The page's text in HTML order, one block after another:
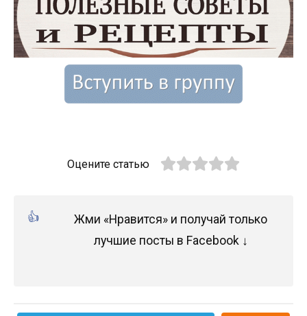
Оцените статью
Жми «Нравится» и получай только
лучшие посты в Facebook ↓